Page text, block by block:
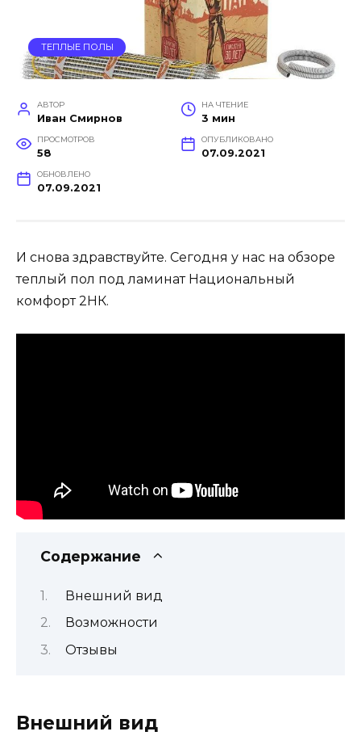
ТЕПЛЫЕ ПОЛЫ
АВТОР
Иван Смирнов
НА ЧТЕНИЕ
3 мин
ПРОСМОТРОВ
58
ОПУБЛИКОВАНО
07.09.2021
ОБНОВЛЕНО
07.09.2021
И снова здравствуйте. Сегодня у нас на обзоре
теплый пол под ламинат Национальный
комфорт 2НК.
Содержание
Внешний вид
Возможности
Отзывы
Внешний вид